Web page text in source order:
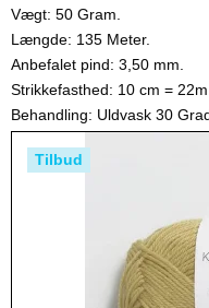
Vægt: 50 Gram.
Længde: 135 Meter.
Anbefalet pind: 3,50 mm.
Strikkefasthed: 10 cm = 22m
Behandling: Uldvask 30
Tilbud